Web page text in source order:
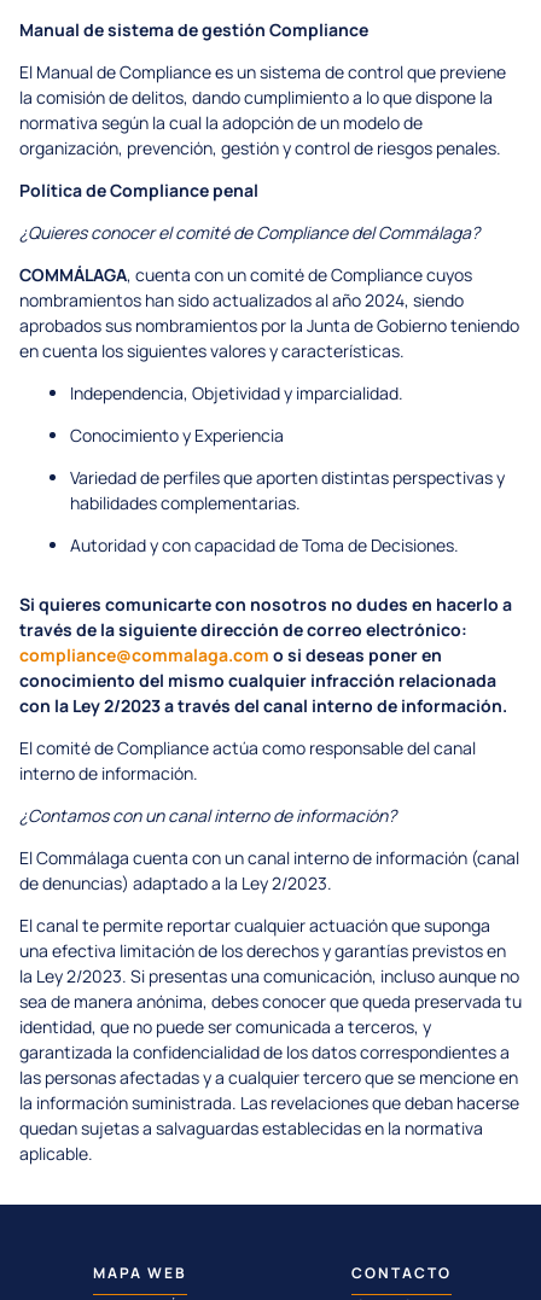
Manual de sistema de gestión Compliance
El Manual de Compliance es un sistema de control que previene
la comisión de delitos, dando cumplimiento a lo que dispone la
normativa según la cual la adopción de un modelo de
organización, prevención, gestión y control de riesgos penales.
Política de Compliance penal
¿Quieres conocer el comité de Compliance del Commálaga?
COMMÁLAGA, cuenta con un comité de Compliance cuyos
nombramientos han sido actualizados al año 2024, siendo
aprobados sus nombramientos por la Junta de Gobierno teniendo
en cuenta los siguientes valores y características.
Independencia, Objetividad y imparcialidad.
Conocimiento y Experiencia
Variedad de perfiles que aporten distintas perspectivas y
habilidades complementarias.
Autoridad y con capacidad de Toma de Decisiones.
Si quieres comunicarte con nosotros no dudes en hacerlo a
través de la siguiente dirección de correo electrónico:
compliance@commalaga.com o si deseas poner en
conocimiento del mismo cualquier infracción relacionada
con la Ley 2/2023 a través del canal interno de información.
El comité de Compliance actúa como responsable del canal
interno de información.
¿Contamos con un canal interno de información?
El Commálaga cuenta con un canal interno de información (canal
de denuncias) adaptado a la Ley 2/2023.
El canal te permite reportar cualquier actuación que suponga
una efectiva limitación de los derechos y garantías previstos en
la Ley 2/2023. Si presentas una comunicación, incluso aunque no
sea de manera anónima, debes conocer que queda preservada tu
identidad, que no puede ser comunicada a terceros, y
garantizada la confidencialidad de los datos correspondientes a
las personas afectadas y a cualquier tercero que se mencione en
la información suministrada. Las revelaciones que deban hacerse
quedan sujetas a salvaguardas establecidas en la normativa
aplicable.
MAPA WEB
CONTACTO